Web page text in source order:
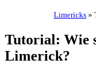
Limericks »
Tutorial: Wie
Limerick?